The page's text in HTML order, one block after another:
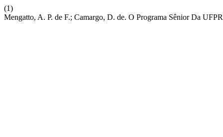
(1)
Mengatto, A. P. de F.; Camargo, D. de. O Programa Sênior Da